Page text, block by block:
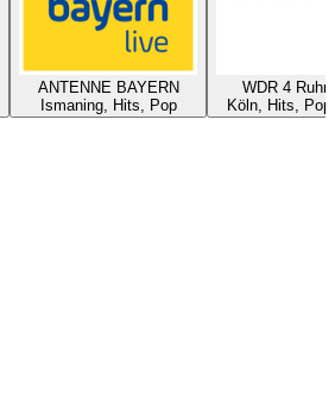
ANTENNE BAYERN
Ismaning, Hits, Pop
WDR 4
Köln, Hits,